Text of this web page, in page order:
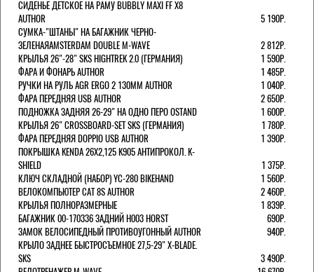
СИДЕНЬЕ ДЕТСКОЕ НА РАМУ BUBBLY MAXI FF X8
AUTHOR
5 190Р.
СУМКА-"ШТАНЫ" НА БАГАЖНИК ЧЕРНО-
ЗЕЛЕНАЯAMSTERDAM DOUBLE M-WAVE
2 812Р.
КРЫЛЬЯ 26"-28" SKS HIGHTREK 2.0 (ГЕРМАНИЯ)
1 590Р.
ФАРА И ФОНАРЬ AUTHOR
1 485Р.
РУЧКИ НА РУЛЬ AGR ERGO 2 130ММ AUTHOR
1 040Р.
ФАРА ПЕРЕДНЯЯ USB AUTHOR
2 650Р.
ПОДНОЖКА ЗАДНЯЯ 26-29" НА ОДНО ПЕРО OSTAND
1 600Р.
КРЫЛЬЯ 26" CROSSBOARD-SET SKS (ГЕРМАНИЯ)
1 780Р.
ФАРА ПЕРЕДНЯЯ DOPPIO USB AUTHOR
1 390Р.
ПОКРЫШКА KENDA 26Х2,125 K905 АНТИПРОКОЛ. K-
SHIELD
1 375Р.
КЛЮЧ СКЛАДНОЙ (НАБОР) YC-280 BIKEHAND
1 560Р.
ВЕЛОКОМПЬЮТЕР CAT 8S AUTHOR
2 460Р.
КРЫЛЬЯ ПОЛНОРАЗМЕРНЫЕ
1 839Р.
БАГАЖНИК 00-170336 ЗАДНИЙ H003 HORST
690Р.
ЗАМОК ВЕЛОСИПЕДНЫЙ ПРОТИВОУГОННЫЙ AUTHOR
940Р.
КРЫЛО ЗАДНЕЕ БЫСТРОСЪЕМНОЕ 27,5-29" X-BLADE.
SKS
3 490Р.